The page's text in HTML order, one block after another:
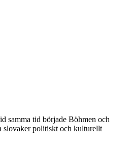
samma tid började Böhmen och
slovaker politiskt och kulturellt